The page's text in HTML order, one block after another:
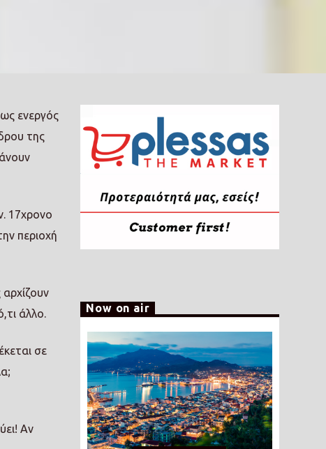
ενεργός
της
17χρονο
περιοχή
άλλο.
σε
Αν
Now on air